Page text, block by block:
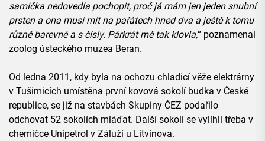
samička nedovedla pochopit, proč já mám jen jeden snubní
prsten a ona musí mít na pařátech hned dva a ještě k tomu
různě barevné a s čísly. Párkrát mě tak klovla,“ poznamenal
zoolog ústeckého muzea Beran.
Od ledna 2011, kdy byla na ochozu chladicí věže elektrárny
v Tušimicích umístěna první kovová sokolí budka v České
republice, se již na stavbách Skupiny ČEZ podařilo
odchovat 52 sokolích mláďat. Další sokoli se vylíhli třeba v
chemičce Unipetrol v Záluží u Litvínova.